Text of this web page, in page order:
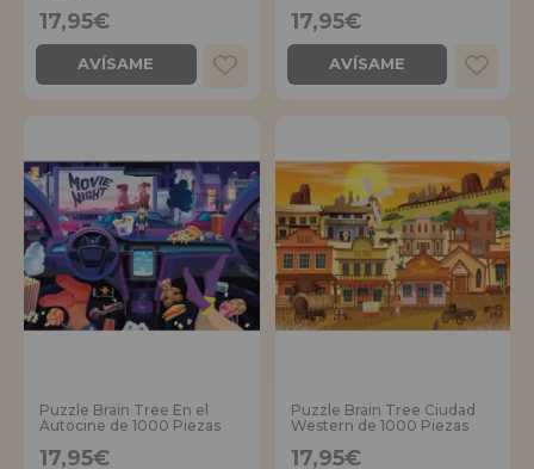
17,95€
AVÍSAME
17,95€
AVÍSAME
Puzzle Brain Tree En el
Autocine de 1000 Piezas
17,95€
Puzzle Brain Tree Ciudad
Western de 1000 Piezas
17,95€